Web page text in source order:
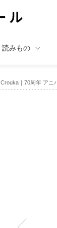
読みもの
Crouka｜70周年 アニ